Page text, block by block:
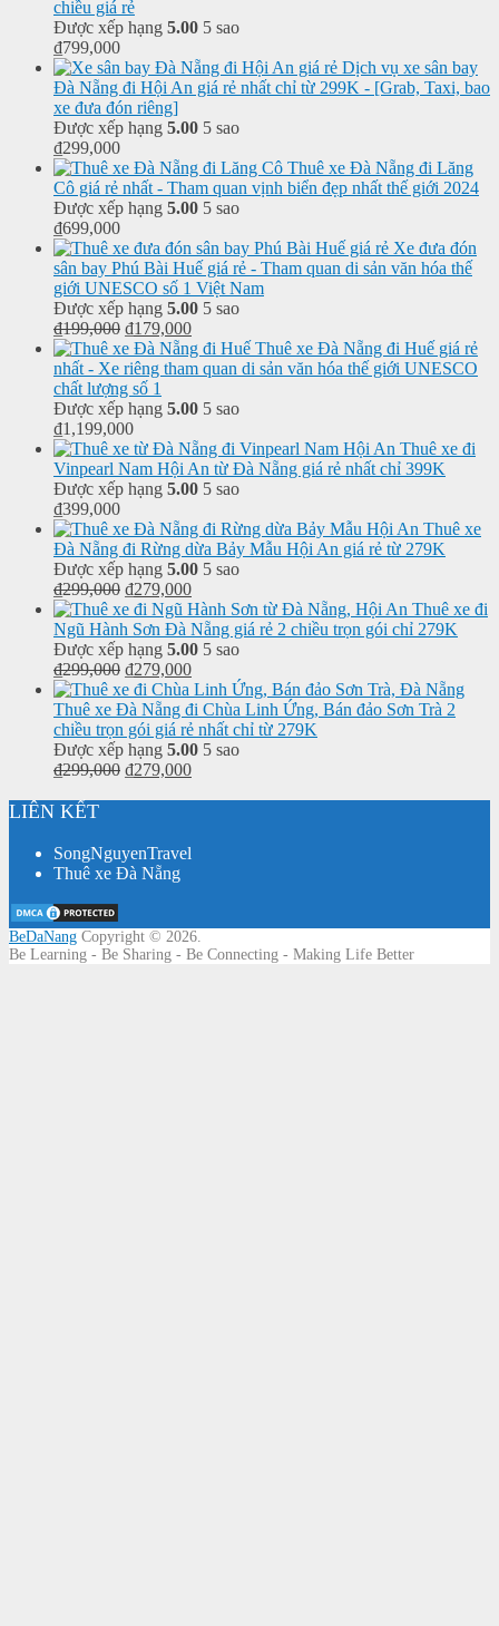
chiều giá rẻ
Được xếp hạng 5.00 5 sao
₫799,000
Dịch vụ xe sân bay
Đà Nẵng đi Hội An giá rẻ nhất chỉ từ 299K - [Grab, Taxi, bao
xe đưa đón riêng]
Được xếp hạng 5.00 5 sao
₫299,000
Thuê xe Đà Nẵng đi Lăng
Cô giá rẻ nhất - Tham quan vịnh biển đẹp nhất thế giới 2024
Được xếp hạng 5.00 5 sao
₫699,000
Xe đưa đón
sân bay Phú Bài Huế giá rẻ - Tham quan di sản văn hóa thế
giới UNESCO số 1 Việt Nam
Được xếp hạng 5.00 5 sao
₫199,000 ₫179,000
Thuê xe Đà Nẵng đi Huế giá rẻ
nhất - Xe riêng tham quan di sản văn hóa thế giới UNESCO
chất lượng số 1
Được xếp hạng 5.00 5 sao
₫1,199,000
Thuê xe đi
Vinpearl Nam Hội An từ Đà Nẵng giá rẻ nhất chỉ 399K
Được xếp hạng 5.00 5 sao
₫399,000
Thuê xe
Đà Nẵng đi Rừng dừa Bảy Mẫu Hội An giá rẻ từ 279K
Được xếp hạng 5.00 5 sao
₫299,000 ₫279,000
Thuê xe đi
Ngũ Hành Sơn Đà Nẵng giá rẻ 2 chiều trọn gói chỉ 279K
Được xếp hạng 5.00 5 sao
₫299,000 ₫279,000
Thuê xe Đà Nẵng đi Chùa Linh Ứng, Bán đảo Sơn Trà 2
chiều trọn gói giá rẻ nhất chỉ từ 279K
Được xếp hạng 5.00 5 sao
₫299,000 ₫279,000
LIÊN KẾT
SongNguyenTravel
Thuê xe Đà Nẵng
BeDaNang Copyright © 2026.
Be Learning - Be Sharing - Be Connecting - Making Life Better